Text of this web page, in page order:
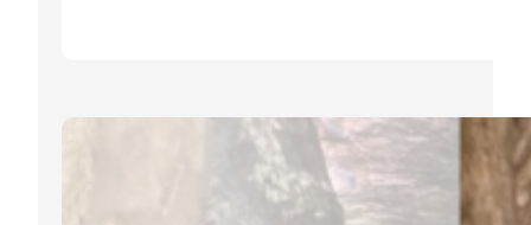
Eichhörnchen – Allgemeines
12. Dezember 2024